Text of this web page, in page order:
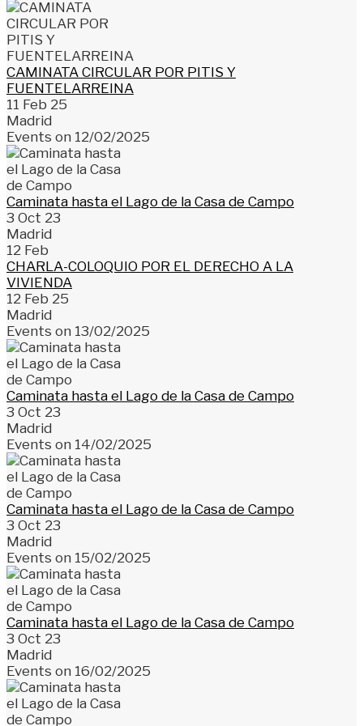
CAMINATA CIRCULAR POR PITIS Y
FUENTELARREINA
11 Feb 25
Madrid
Events on 12/02/2025
Caminata hasta el Lago de la Casa de Campo
3 Oct 23
Madrid
12 Feb
CHARLA-COLOQUIO POR EL DERECHO A LA
VIVIENDA
12 Feb 25
Madrid
Events on 13/02/2025
Caminata hasta el Lago de la Casa de Campo
3 Oct 23
Madrid
Events on 14/02/2025
Caminata hasta el Lago de la Casa de Campo
3 Oct 23
Madrid
Events on 15/02/2025
Caminata hasta el Lago de la Casa de Campo
3 Oct 23
Madrid
Events on 16/02/2025